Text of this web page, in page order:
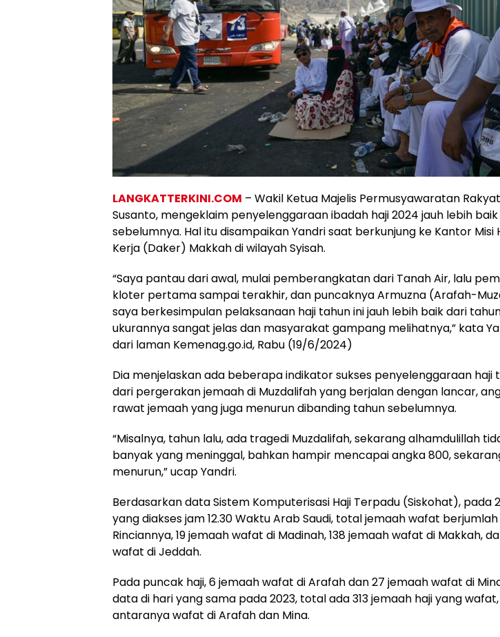
LANGKATTERKINI.COM – Wakil Ketua Majelis Permusyawaratan
Susanto, mengeklaim penyelenggaraan ibadah haji 2024 jauh lebih
sebelumnya. Hal itu disampaikan Yandri saat berkunjung ke Kantor Misi
Kerja (Daker) Makkah di wilayah Syisah.
“Saya pantau dari awal, mulai pemberangkatan dari Tanah Air, lalu
kloter pertama sampai terakhir, dan puncaknya Armuzna (Arafah-
saya berkesimpulan pelaksanaan haji tahun ini jauh lebih baik dari
ukurannya sangat jelas dan masyarakat gampang melihatnya,” kata
dari laman Kemenag.go.id, Rabu (19/6/2024)
Dia menjelaskan ada beberapa indikator sukses penyelenggaraan haji
dari pergerakan jemaah di Muzdalifah yang berjalan dengan lancar,
rawat jemaah yang juga menurun dibanding tahun sebelumnya.
“Misalnya, tahun lalu, ada tragedi Muzdalifah, sekarang alhamdulillah
banyak yang meninggal, bahkan hampir mencapai angka 800,
menurun,” ucap Yandri.
Berdasarkan data Sistem Komputerisasi Haji Terpadu (Siskohat), pada
yang diakses jam 12.30 Waktu Arab Saudi, total jemaah wafat berjumlah
Rinciannya, 19 jemaah wafat di Madinah, 138 jemaah wafat di Makkah,
wafat di Jeddah.
Pada puncak haji, 6 jemaah wafat di Arafah dan 27 jemaah wafat di
data di hari yang sama pada 2023, total ada 313 jemaah haji yang
antaranya wafat di Arafah dan Mina.